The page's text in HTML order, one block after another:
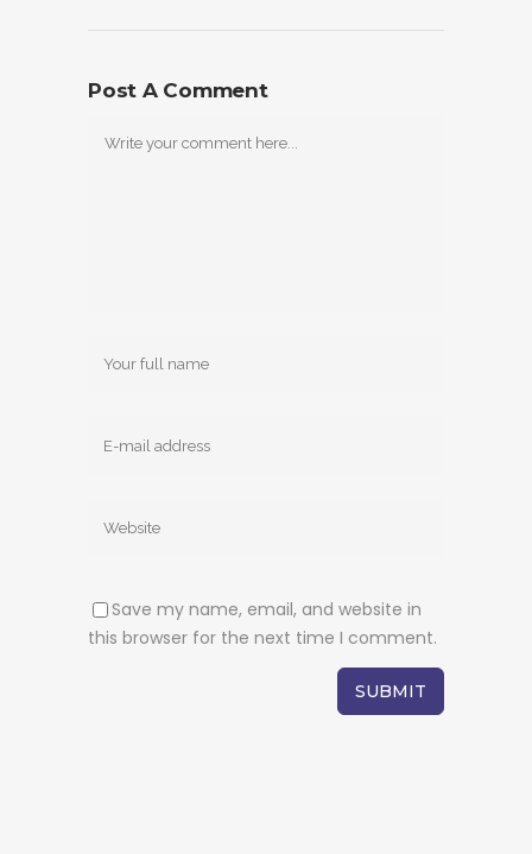
Post A Comment
Save my name, email, and website in
this browser for the next time I comment.